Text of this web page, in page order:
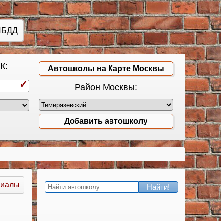
Автошколы на Карте Москвы
Район Москвы:
Добавить автошколу
Найти!